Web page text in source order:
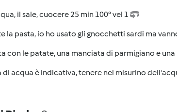
il sale, cuocere 25 min 100° vel 1
la pasta, io ho usato gli gnocchetti sardi ma
con le patate, una manciata di parmigiano e
di acqua è indicativa, tenere nel misurino